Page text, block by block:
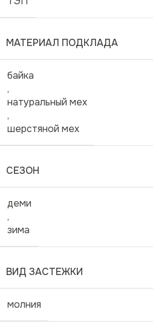
МАТЕРИАЛ ПОДКЛАДА
байка
,
натуральный мех
,
шерстяной мех
СЕЗОН
деми
,
зима
ВИД ЗАСТЕЖКИ
молния